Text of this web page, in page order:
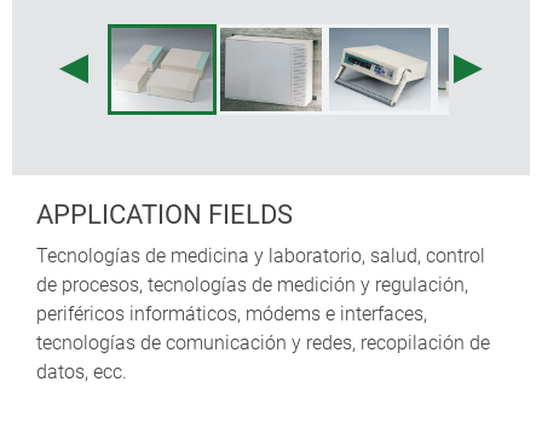
componentes.
Cabezales de fijación para placas de circuitos y
piezas de montaje.
APPLICATION FIELDS
Tecnologías de medicina y laboratorio, salud, control
de procesos, tecnologías de medición y regulación,
periféricos informáticos, módems e interfaces,
tecnologías de comunicación y redes, recopilación de
datos, ecc.